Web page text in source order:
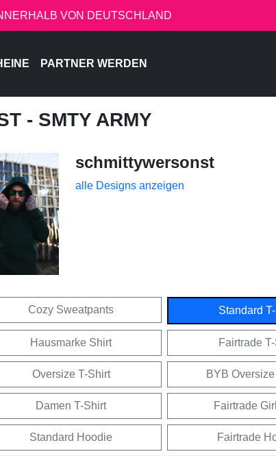
VON DEUTSCHLAND
PARTNER WERDEN
- SMTY ARMY
schmittywersonst
alle Designs anzeigen
Cozy Sweatpants Standard
Hausmarke Shirt Fairtrade
Oversize T-Shirt BYB
Damen T-Shirt Fairtrade
Standard Hoodie Fairtrade